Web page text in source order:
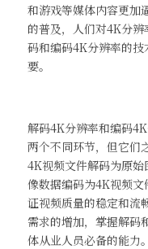
和游戏等媒体内容更加
的普及，人们对4K分
码和编码4K分辨率的
要。
解码4K分辨率和编码
两个不同环节，但它们
4K视频文件解码为原
像数据编码为4K视频
证视频质量的稳定和流
需求的增加，掌握解码
体从业人员必备的能力。